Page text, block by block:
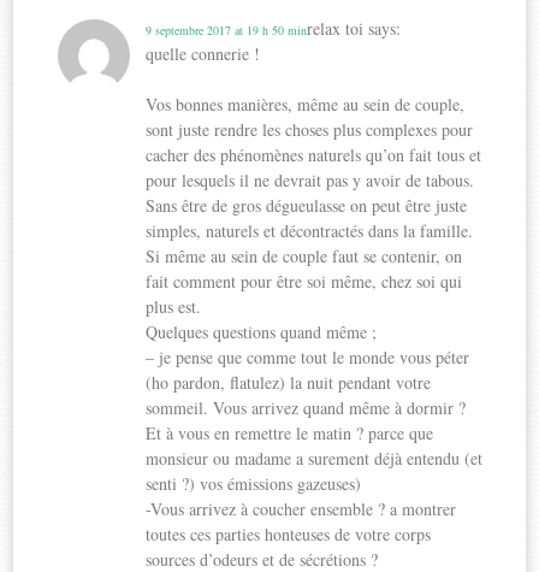
relax toi says:
9 septembre 2017 at 19 h 50 min
quelle connerie !
Vos bonnes manières, même au sein de couple,
sont juste rendre les choses plus complexes pour
cacher des phénomènes naturels qu’on fait tous et
pour lesquels il ne devrait pas y avoir de tabous.
Sans être de gros dégueulasse on peut être juste
simples, naturels et décontractés dans la famille.
Si même au sein de couple faut se contenir, on
fait comment pour être soi même, chez soi qui
plus est.
Quelques questions quand même ;
– je pense que comme tout le monde vous péter
(ho pardon, flatulez) la nuit pendant votre
sommeil. Vous arrivez quand même à dormir ?
Et à vous en remettre le matin ? parce que
monsieur ou madame a surement déjà entendu (et
senti ?) vos émissions gazeuses)
-Vous arrivez à coucher ensemble ? a montrer
toutes ces parties honteuses de votre corps
sources d’odeurs et de sécrétions ?